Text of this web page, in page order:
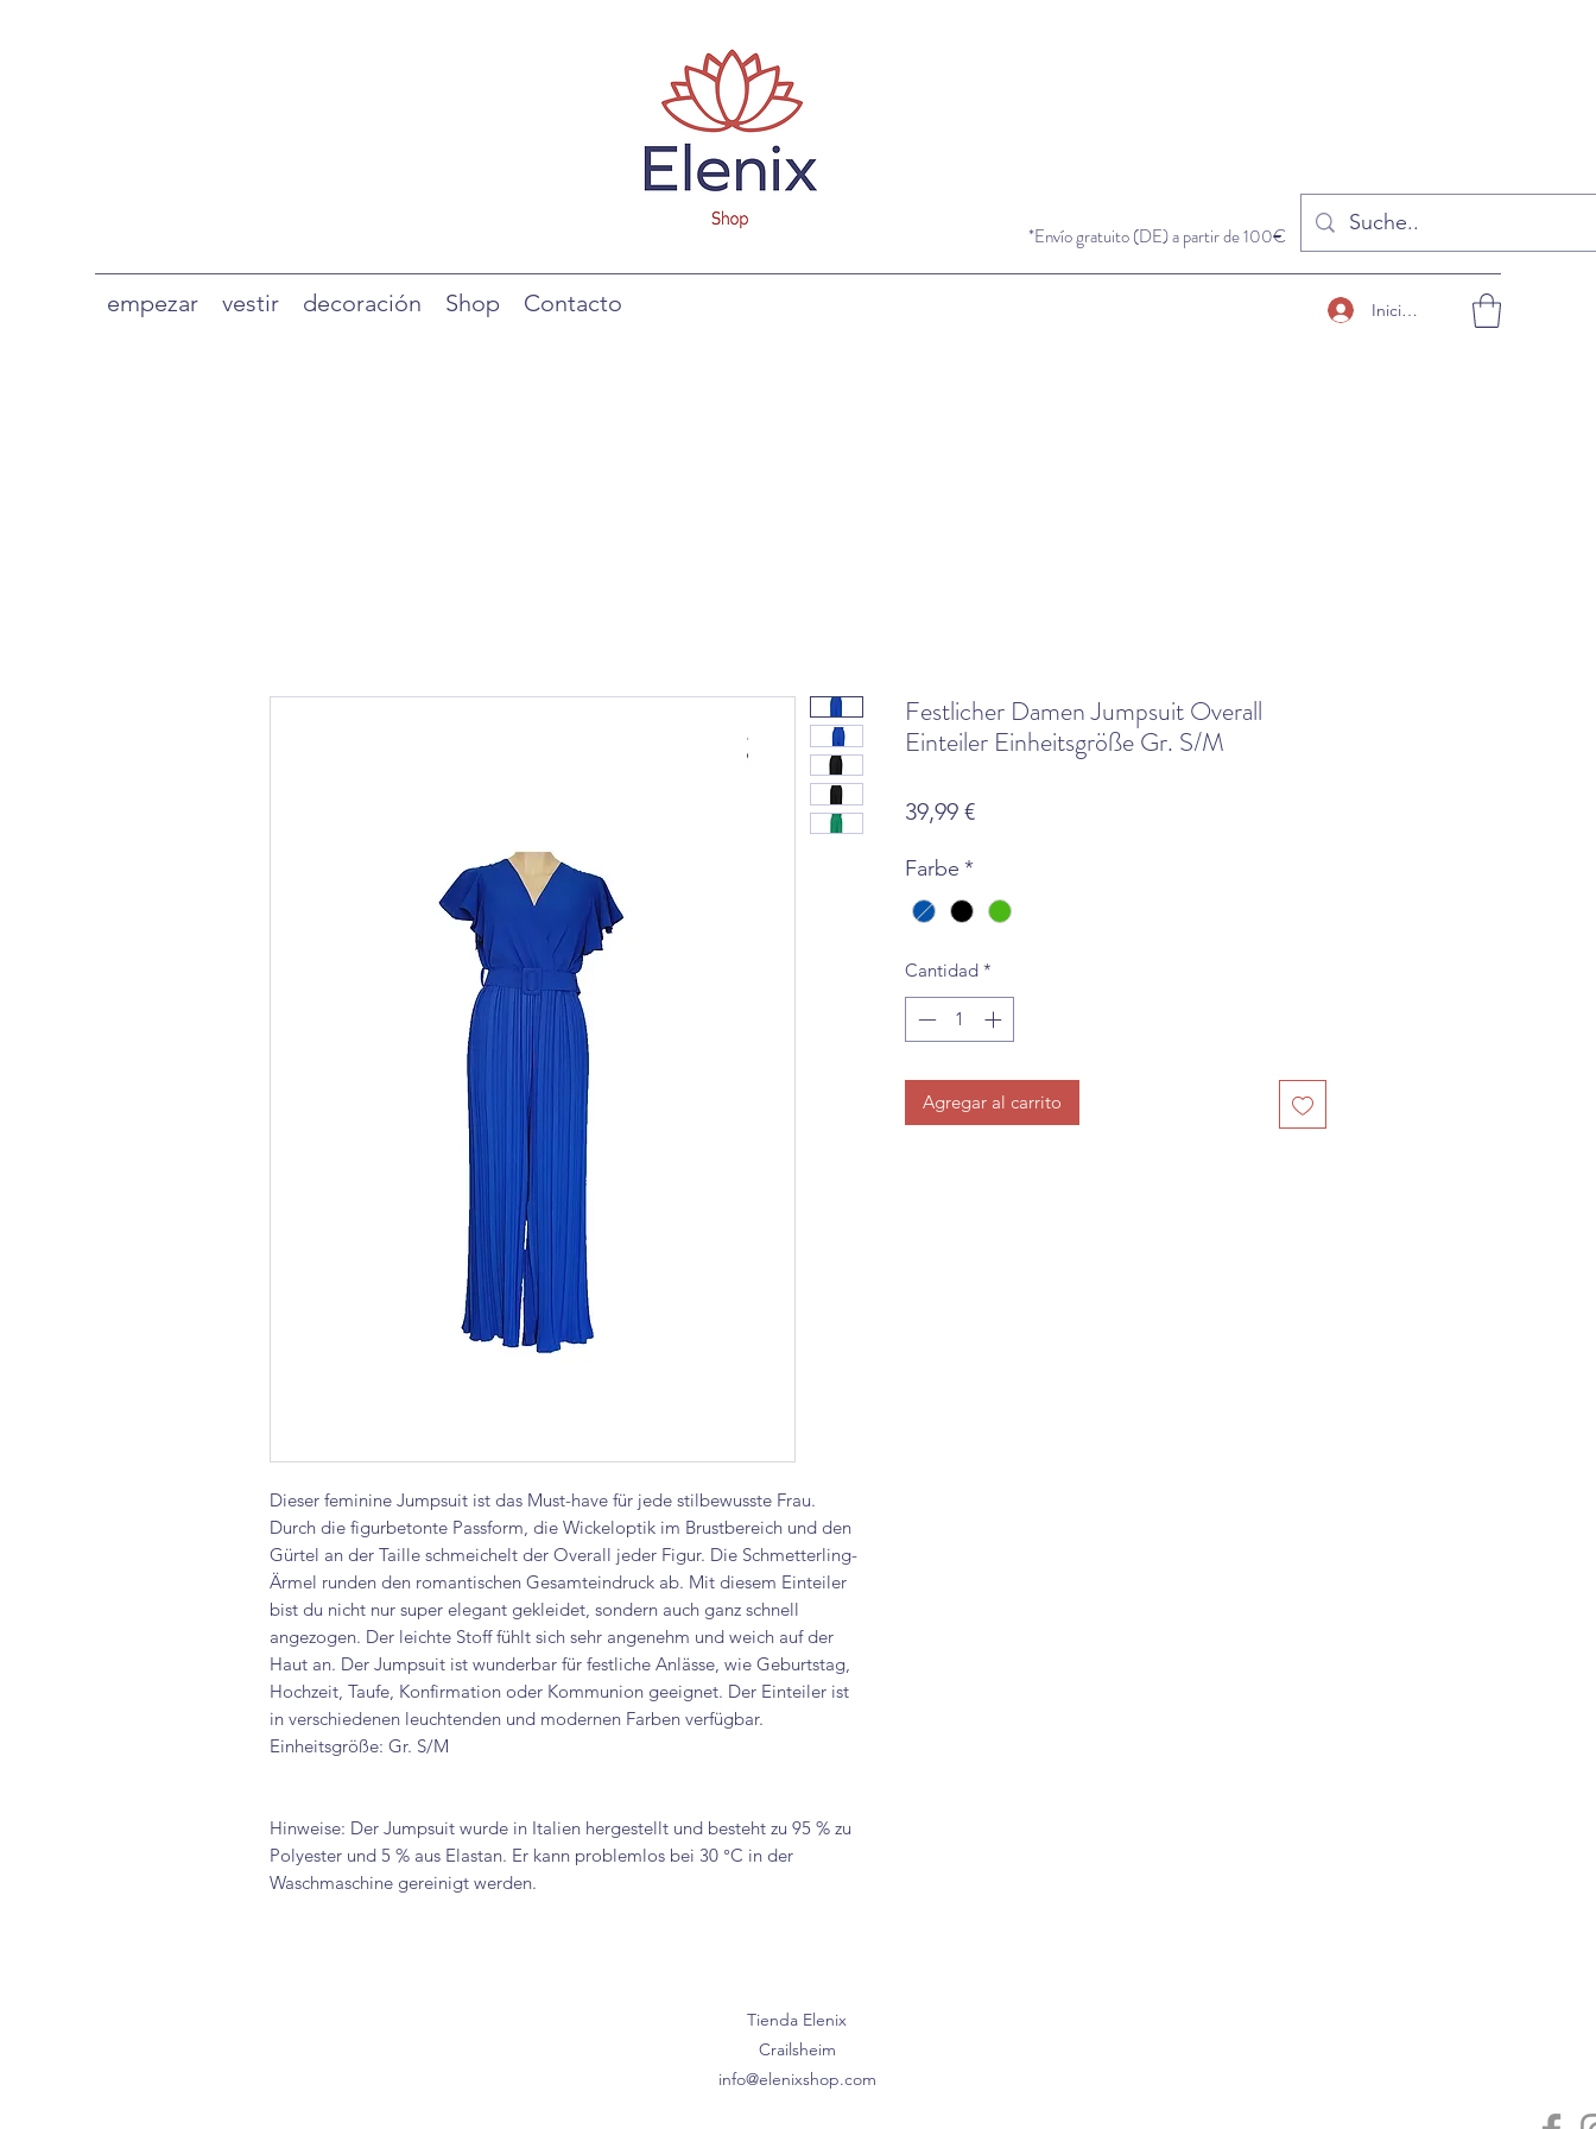
empezar vestir decoración Shop Contacto Iniciar sesión
*Envío gratuito (DE) a partir de 100€
Dieser feminine Jumpsuit ist das Must-have für jede stilbewusste Frau.
Durch die figurbetonte Passform, die Wickeloptik im Brustbereich und den
Gürtel an der Taille schmeichelt der Overall jeder Figur. Die Schmetterling-
Ärmel runden den romantischen Gesamteindruck ab. Mit diesem Einteiler
bist du nicht nur super elegant gekleidet, sondern auch ganz schnell
angezogen. Der leichte Stoff fühlt sich sehr angenehm und weich auf der
Haut an. Der Jumpsuit ist wunderbar für festliche Anlässe, wie Geburtstag,
Hochzeit, Taufe, Konfirmation oder Kommunion geeignet. Der Einteiler ist
in verschiedenen leuchtenden und modernen Farben verfügbar.
Einheitsgröße: Gr. S/M
Hinweise: Der Jumpsuit wurde in Italien hergestellt und besteht zu 95 % zu
Polyester und 5 % aus Elastan. Er kann problemlos bei 30 °C in der
Waschmaschine gereinigt werden.
Festlicher Damen Jumpsuit Overall
Einteiler Einheitsgröße Gr. S/M
39,99 €Precio
Farbe *
Cantidad *
Agregar al carrito
Tienda Elenix
Crailsheim
info@elenixshop.com